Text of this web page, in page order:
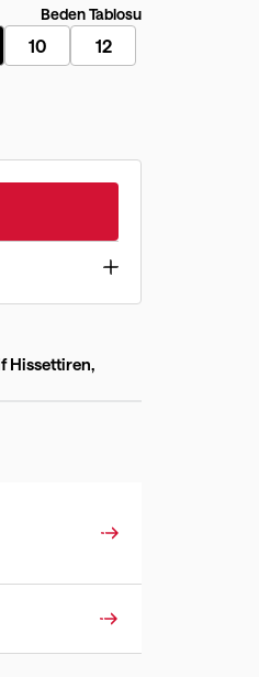
Beden Tablosu
10
12
Hissettiren,